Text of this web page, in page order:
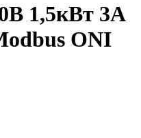
1,5кВт 3A
ONI